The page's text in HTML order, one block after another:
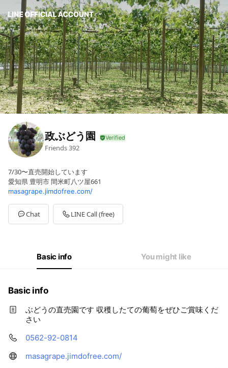
政ぶどう園
Friends392
7/30〜直売開始しています
愛知県 豊明市 間米町八ツ屋661
masagrape.jimdofree.com/
Chat LINE Call (free)
Basic info You might like
Basic info
ぶどうの直売園です 収穫したての葡萄をぜひご賞味くだ
さい
0562-92-0814
masagrape.jimdofree.com/